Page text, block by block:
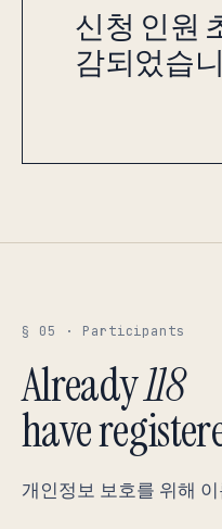
신청 인원
감되었습
§ 05 · Participants
Already118
have
개인정보 보호를 위해